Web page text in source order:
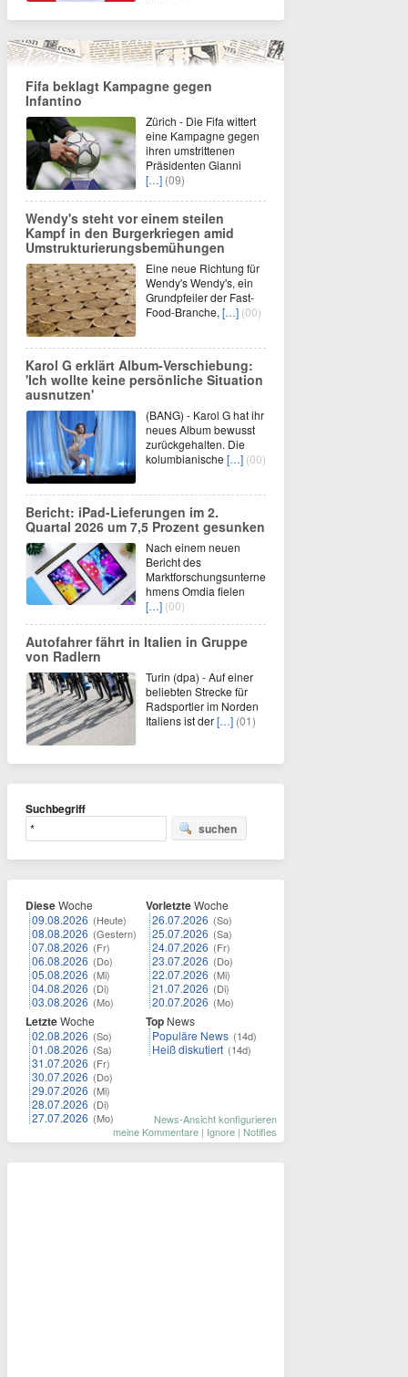
Fifa beklagt Kampagne gegen
Infantino
Zürich - Die Fifa wittert
eine Kampagne gegen
ihren umstrittenen
Präsidenten Gianni
[…] (09)
Wendy's steht vor einem steilen
Kampf in den Burgerkriegen amid
Umstrukturierungsbemühungen
Eine neue Richtung für
Wendy's Wendy's, ein
Grundpfeiler der Fast-
Food-Branche, […] (00)
Karol G erklärt Album-Verschiebung:
'Ich wollte keine persönliche Situation
ausnutzen'
(BANG) - Karol G hat ihr
neues Album bewusst
zurückgehalten. Die
kolumbianische […] (00)
Bericht: iPad-Lieferungen im 2.
Quartal 2026 um 7,5 Prozent gesunken
Nach einem neuen
Bericht des
Marktforschungsunterne
hmens Omdia fielen
[…] (00)
Autofahrer fährt in Italien in Gruppe
von Radlern
Turin (dpa) - Auf einer
beliebten Strecke für
Radsportler im Norden
Italiens ist der[…] (01)
Suchbegriff
suchen
DieseWoche
09.08.2026 (Heute)
08.08.2026 (Gestern)
07.08.2026 (Fr)
06.08.2026 (Do)
05.08.2026 (Mi)
04.08.2026 (Di)
03.08.2026 (Mo)
LetzteWoche
02.08.2026 (So)
01.08.2026 (Sa)
31.07.2026 (Fr)
30.07.2026 (Do)
29.07.2026 (Mi)
28.07.2026 (Di)
27.07.2026 (Mo)
VorletzteWoche
26.07.2026 (So)
25.07.2026 (Sa)
24.07.2026 (Fr)
23.07.2026 (Do)
22.07.2026 (Mi)
21.07.2026 (Di)
20.07.2026 (Mo)
Top News
Populäre News (14d)
Heiß diskutiert (14d)
News-Ansicht konfigurieren
meine Kommentare | Ignore | Notifies